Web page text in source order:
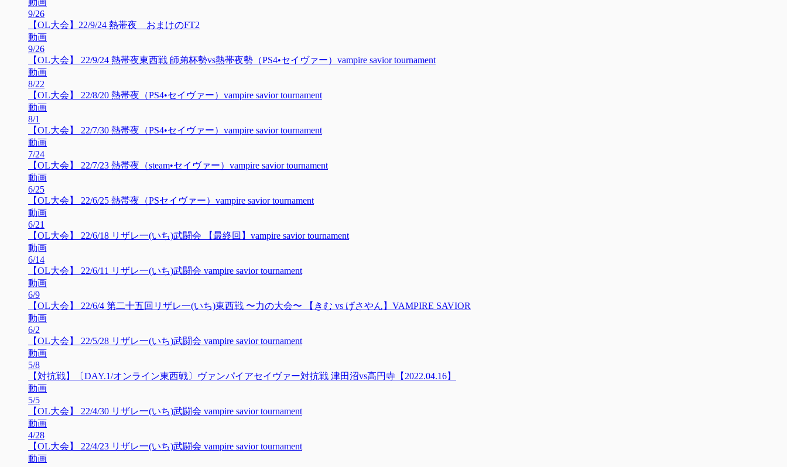
動画
9/26
【OL大会】22/9/24 熱帯夜 おまけのFT2
動画
9/26
【OL大会】 22/9/24 熱帯夜東西戦 師弟杯勢vs熱帯夜勢（PS4•セイヴァー）vampire savior tournament
動画
8/22
【OL大会】 22/8/20 熱帯夜（PS4•セイヴァー）vampire savior tournament
動画
8/1
【OL大会】 22/7/30 熱帯夜（PS4•セイヴァー）vampire savior tournament
動画
7/24
【OL大会】 22/7/23 熱帯夜（steam•セイヴァー）vampire savior tournament
動画
6/25
【OL大会】 22/6/25 熱帯夜（PSセイヴァー）vampire savior tournament
動画
6/21
【OL大会】 22/6/18 リザレ一(いち)武闘会 【最終回】vampire savior tournament
動画
6/14
【OL大会】 22/6/11 リザレ一(いち)武闘会 vampire savior tournament
動画
6/9
【OL大会】 22/6/4 第二十五回リザレ一(いち)東西戦 〜力の大会〜 【きむ vs げさやん】VAMPIRE SAVIOR
動画
6/2
【OL大会】 22/5/28 リザレ一(いち)武闘会 vampire savior tournament
動画
5/8
【対抗戦】〔DAY.1/オンライン東西戦〕ヴァンパイアセイヴァー対抗戦 津田沼vs高円寺【2022.04.16】
動画
5/5
【OL大会】 22/4/30 リザレ一(いち)武闘会 vampire savior tournament
動画
4/28
【OL大会】 22/4/23 リザレ一(いち)武闘会 vampire savior tournament
動画